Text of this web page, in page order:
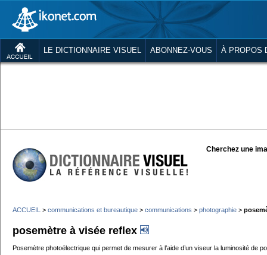
LE DICTIONNAIRE VISUEL ABONNEZ-VOUS À PROPOS
Cherchez une
ACCUEIL > communications et bureautique > communications > photographie >
posemètre à visée reflex
Posemètre photoélectrique qui permet de mesurer à l’aide d’un viseur la luminosité de